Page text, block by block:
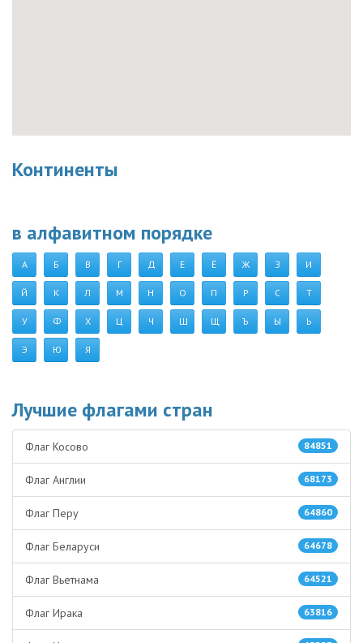
Континенты
в алфавитном порядке
А Б В Г Д Е Ё Ж З И
Й К Л М Н О П Р С Т
У Ф Х Ц Ч Ш Щ Ъ Ы Ь
Э Ю Я
Лучшие флагами стран
84851
Флаг Косово
68173
Флаг Англии
64860
Флаг Перу
64678
Флаг Беларуси
64521
Флаг Вьетнама
63816
Флаг Ирака